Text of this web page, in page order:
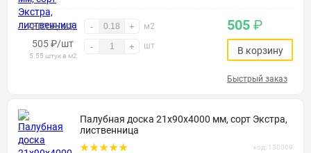
2803 ₽/м2 - + м2
505₽/шт
5.55 штук в м2
- + шт
505 ₽
В корзину
Быстрый заказ
Палубная доска 21х90х4000 мм, сорт Экстра,
лиственница
код: 130009